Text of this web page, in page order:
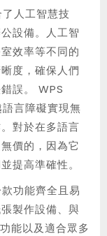
人工智慧技
設備。人工智
效率等不同的
度，確保人們
誤。 WPS
言障礙實現無
對於在多語言
價的，因為它
提高準確性。
功能齊全且易
製作設備、與
能以及適合眾多